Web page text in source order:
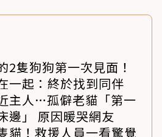
2隻狗狗第一次見面！
一起：終於找到同伴
主人…孤僻老貓「第一
邊」 原因暖哭網友
貓！救援人員一看驚覺